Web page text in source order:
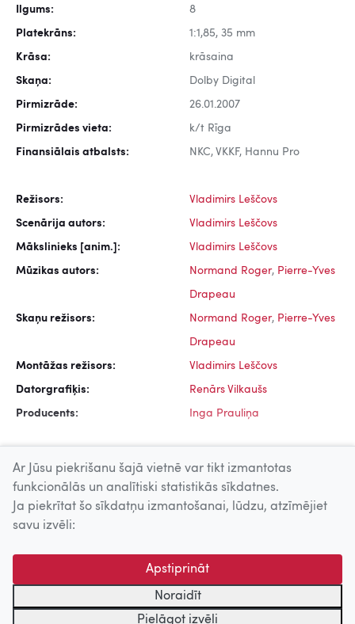
Ilgums: 8
Platekrāns: 1:1,85, 35 mm
Krāsa: krāsaina
Skaņa: Dolby Digital
Pirmizrāde: 26.01.2007
Pirmizrādes vieta: k/t Rīga
Finansiālais atbalsts: NKC, VKKF, Hannu Pro
Režisors: Vladimirs Leščovs
Scenārija autors: Vladimirs Leščovs
Mākslinieks [anim.]: Vladimirs Leščovs
Mūzikas autors: Normand Roger, Pierre-Yves
Drapeau
Skaņu režisors: Normand Roger, Pierre-Yves
Drapeau
Montāžas režisors: Vladimirs Leščovs
Datorgrafiķis: Renārs Vilkaušs
Producents: Inga Prauliņa
Uz augšu
© 2026 Nacionālais Kino centrs, Kultūras informācijas sistēmu
centrs. Sadarbības partneris: Latvijas Valsts
kinofotofonodokumentu arhīvs.
Ar Jūsu piekrišanu šajā vietnē var tikt izmantotas
funkcionālās un analītiski statistikās sīkdatnes.
Ja piekrītat šo sīkdatņu izmantošanai, lūdzu, atzīmējiet
savu izvēli:
Apstiprināt
Noraidīt
Pielāgot izvēli